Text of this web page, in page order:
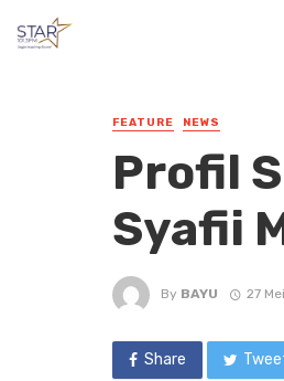
FEATURE NEWS
Profil
Syafii
By BAYU 27
Share